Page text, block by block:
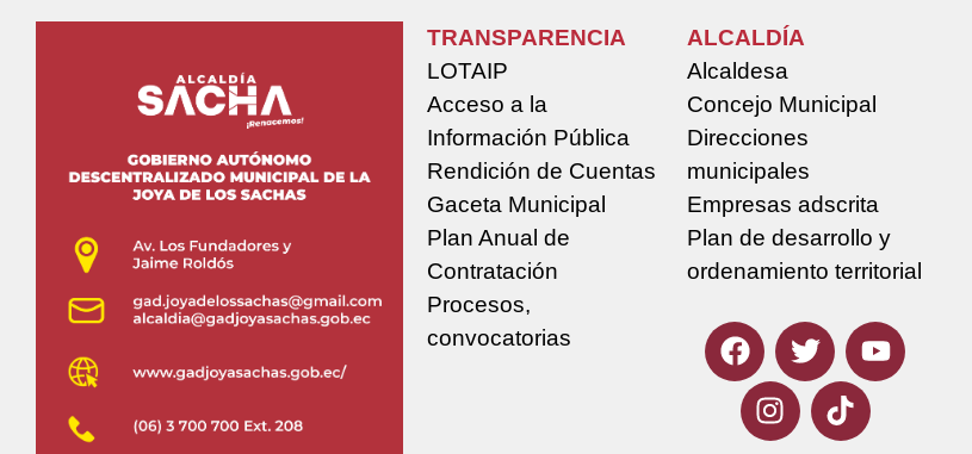
TRANSPARENCIA
LOTAIP
Acceso a la
Información Pública
Rendición de Cuentas
Gaceta Municipal
Plan Anual de
Contratación
Procesos,
convocatorias
ALCALDÍA
Alcaldesa
Concejo Municipal
Direcciones
municipales
Empresas adscrita
Plan de desarrollo y
ordenamiento territorial